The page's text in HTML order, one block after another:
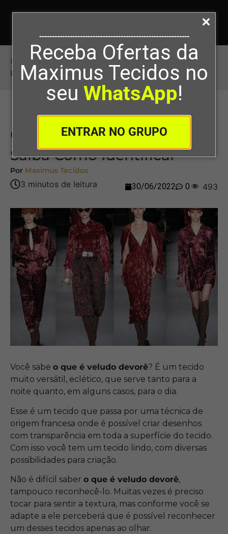
-----------------------------------------------------------
Receba Ofertas da
Maximus Tecidos no
seu WhatsApp!
ENTRAR NO GRUPO
Início>O Que É Veludo Devorê? – Saiba Como
Identificar
O Que É Veludo Devorê? –
Saiba Como Identificar
Por Maximus Tecidos
30/06/2022 0 493
Você sabe o que é veludo devorê? É um tecido
muito versátil, eclético, que serve tanto para a
noite quanto, em alguns casos, para o dia.
Esse é um tecido que passa por uma técnica de
origem francesa onde é possível criar desenhos
com transparência em toda a superfície do tecido.
Com isso você tem um tecido lindo, com diversas
possibilidades para criação.
Não é difícil saber o que é veludo devorê,
tampouco reconhecê-lo. Muitas vezes é preciso
tocar para sentir a textura, mas conforme você se
adapte a ele perceberá que é possível reconhecer
um desses tecidos apenas ao olhar.